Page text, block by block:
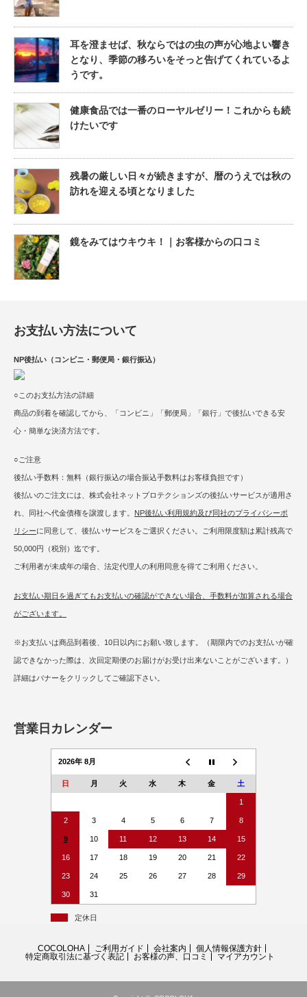
耳を澄ませば、秋ならではの虫の声が心地よい響き
となり、季節の移ろいをそっと告げてくれているよ
うです。
健康食品では一番のローヤルゼリー！これからも続
けたいです
残暑の厳しい日々が続きますが、暦のうえでは秋の
訪れを迎える頃となりました
鏡をみてはウキウキ！｜お客様からの口コミ
お支払い方法について
NP後払い（コンビニ・郵便局・銀行振込）
○このお支払方法の詳細
商品の到着を確認してから、「コンビニ」「郵便局」「銀行」で後払いできる安
心・簡単な決済方法です。
○ご注意
後払い手数料：無料（銀行振込の場合振込手数料はお客様負担です）
後払いのご注文には、株式会社ネットプロテクションズの後払いサービスが適用さ
れ、同社へ代金債権を譲渡します。 NP後払い利用規約及び同社のプライバシーポ
リシーに同意して、後払いサービスをご選択ください。ご利用限度額は累計残高で
50,000円（税別）迄です。
ご利用者が未成年の場合、法定代理人の利用同意を得てご利用ください。
お支払い期日を過ぎてもお支払いの確認ができない場合、手数料が加算される場合
がございます。
※お支払いは商品到着後、10日以内にお願い致します。（期限内でのお支払いが確
認できなかった際は、次回定期便のお届けがお受け出来ないことがございます。）
詳細はバナーをクリックしてご確認下さい。
営業日カレンダー
2026年 8月
日 月 火 水 木 金 土
1
2 3 4 5 6 7 8
9 10 11 12 13 14 15
16 17 18 19 20 21 22
23 24 25 26 27 28 29
30 31
定休日
COCOLOHA ご利用ガイド 会社案内
個人情報保護方針
特定商取引法に基づく表記
お客様の声、口コミ マイアカウント